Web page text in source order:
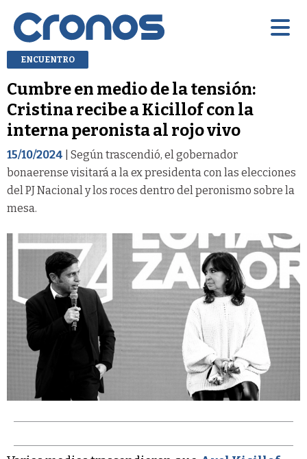
ENCUENTRO
Cumbre en medio de la tensión:
Cristina recibe a Kicillof con la
interna peronista al rojo vivo
15/10/2024 | Según trascendió, el gobernador
bonaerense visitará a la ex presidenta con las elecciones
del PJ Nacional y los roces dentro del peronismo sobre la
mesa.